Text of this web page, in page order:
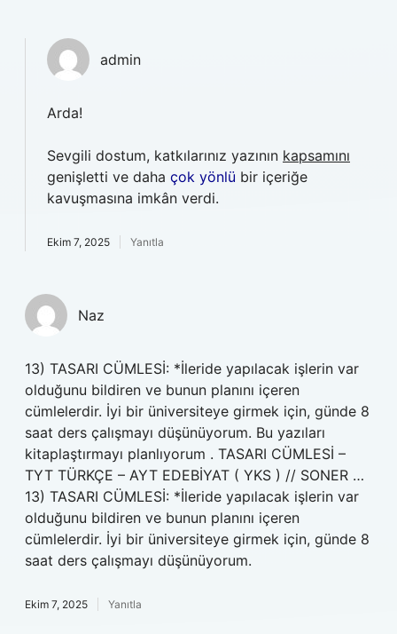
admin
Arda!
Sevgili dostum, katkılarınız yazının kapsamını
genişletti ve daha çok yönlü bir içeriğe
kavuşmasına imkân verdi.
Ekim 7, 2025 Yanıtla
Naz
13) TASARI CÜMLESİ: *İleride yapılacak işlerin var
olduğunu bildiren ve bunun planını içeren
cümlelerdir. İyi bir üniversiteye girmek için, günde 8
saat ders çalışmayı düşünüyorum. Bu yazıları
kitaplaştırmayı planlıyorum . TASARI CÜMLESİ –
TYT TÜRKÇE – AYT EDEBİYAT ( YKS ) // SONER …
13) TASARI CÜMLESİ: *İleride yapılacak işlerin var
olduğunu bildiren ve bunun planını içeren
cümlelerdir. İyi bir üniversiteye girmek için, günde 8
saat ders çalışmayı düşünüyorum.
Ekim 7, 2025 Yanıtla